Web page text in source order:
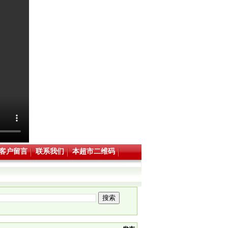
户留言 联系我们 本超市二维码